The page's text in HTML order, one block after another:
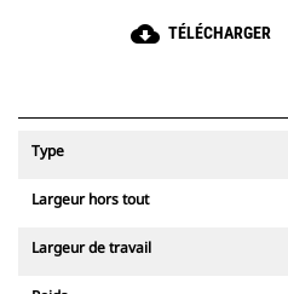
cloud_download TÉLÉCHARGER
Type
Largeur hors tout
Largeur de travail